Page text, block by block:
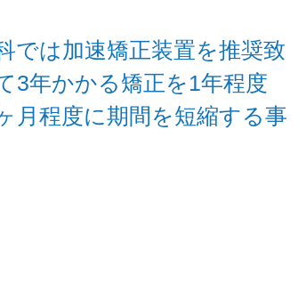
では加速矯正装置を推奨致
3年かかる矯正を1年程度
月程度に期間を短縮する事